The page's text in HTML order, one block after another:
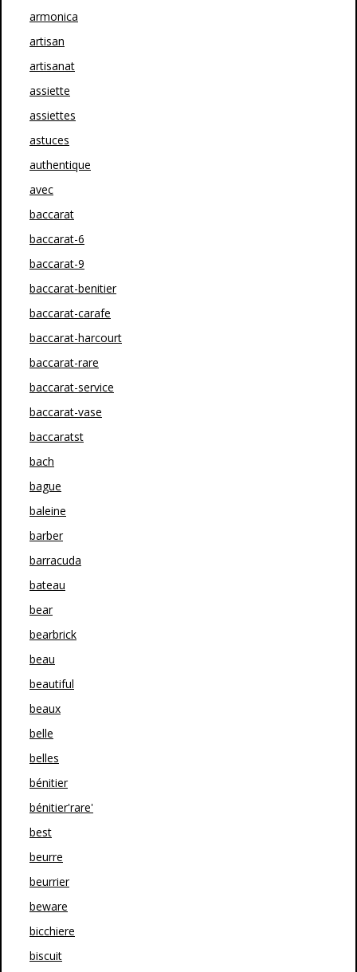
armonica
artisan
artisanat
assiette
assiettes
astuces
authentique
avec
baccarat
baccarat-6
baccarat-9
baccarat-benitier
baccarat-carafe
baccarat-harcourt
baccarat-rare
baccarat-service
baccarat-vase
baccaratst
bach
bague
baleine
barber
barracuda
bateau
bear
bearbrick
beau
beautiful
beaux
belle
belles
bénitier
bénitier'rare'
best
beurre
beurrier
beware
bicchiere
biscuit